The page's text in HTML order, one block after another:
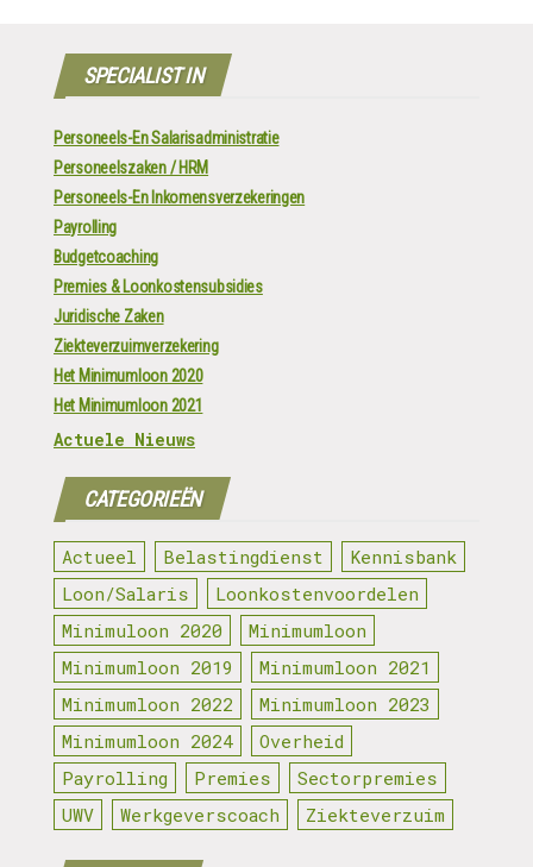
SPECIALIST IN
Personeels-En Salarisadministratie
Personeelszaken / HRM
Personeels-En Inkomensverzekeringen
Payrolling
Budgetcoaching
Premies & Loonkostensubsidies
Juridische Zaken
Ziekteverzuimverzekering
Het Minimumloon 2020
Het Minimumloon 2021
Actuele Nieuws
CATEGORIEËN
Actueel Belastingdienst
Kennisbank
Loon/Salaris
Loonkostenvoordelen
Minimuloon 2020
Minimumloon
Minimumloon 2019
Minimumloon 2021
Minimumloon 2022
Minimumloon 2023
Minimumloon 2024
Overheid
Payrolling
Premies
Sectorpremies
UWV
Werkgeverscoach Ziekteverzuim